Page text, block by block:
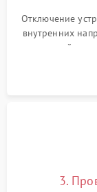
Отключение
внутренних
задней или
3.